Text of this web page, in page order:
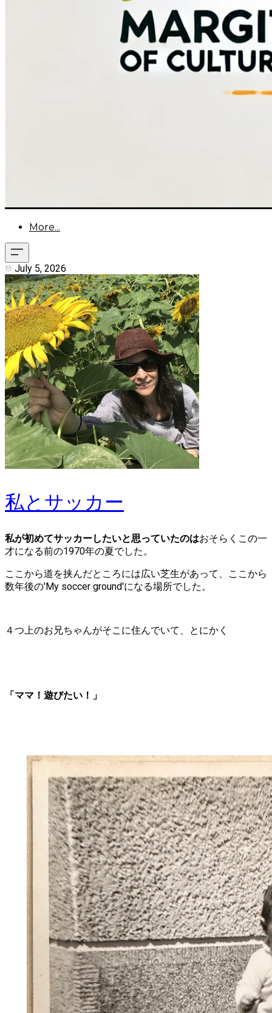
More...
July 5, 2026
私とサッカー
私が初めてサッカーしたいと思っていたのはおそらくこの一
才になる前の1970年の夏でした。
ここから道を挟んだところには広い芝生があって、ここから
数年後の'My soccer ground'になる場所でした。
４つ上のお兄ちゃんがそこに住んでいて、とにかく
「ママ！遊びたい！」